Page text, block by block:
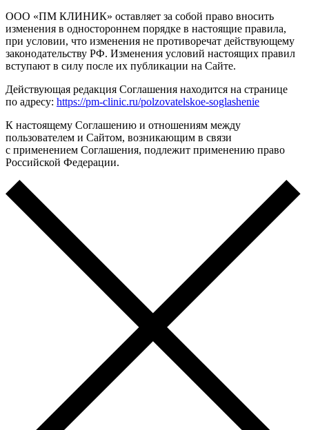
ООО «ПМ КЛИНИК» оставляет за собой право вносить
изменения в одностороннем порядке в настоящие правила,
при условии, что изменения не противоречат действующему
законодательству РФ. Изменения условий настоящих правил
вступают в силу после их публикации на Сайте.
Действующая редакция Соглашения находится на странице
по адресу: https://pm-clinic.ru/polzovatelskoe-soglashenie
К настоящему Соглашению и отношениям между
пользователем и Сайтом, возникающим в связи
с применением Соглашения, подлежит применению право
Российской Федерации.